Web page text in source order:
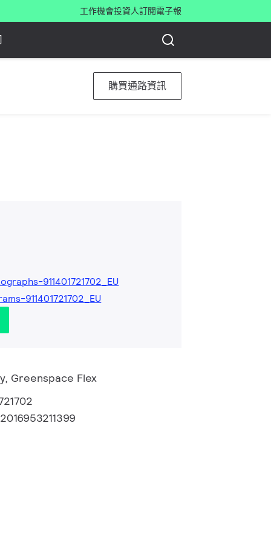
工作機會投資人訂閱電子報
購買通路資訊
911401721702_EU
911401721702_EU
Greenspace Flex